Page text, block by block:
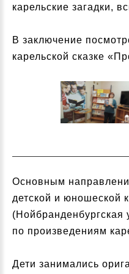
карельские загадки,
В заключение
карельской сказке
Основным
детской и юношеской
(Нойбранденбургская
по произведениям
Дети занимались